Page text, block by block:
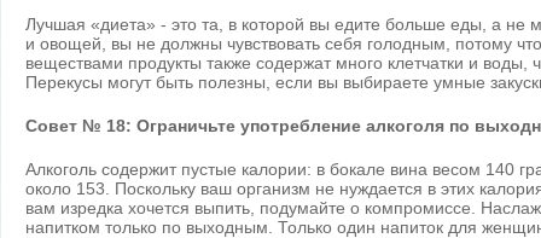
Лучшая «диета» - это та, в которой вы едите больше еды, а
и овощей, вы не должны чувствовать себя голодным, потому
веществами продукты также содержат много клетчатки и
Перекусы могут быть полезны, если вы выбираете умные
Совет № 18: Ограничьте употребление алкоголя по
Алкоголь содержит пустые калории: в бокале вина весом 140
около 153. Поскольку ваш организм не нуждается в этих
вам изредка хочется выпить, подумайте о компромиссе.
напитком только по выходным. Только один напиток для